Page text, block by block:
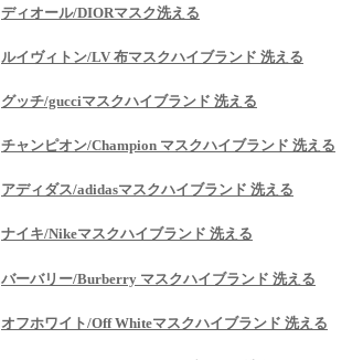
ディオール/DIORマスク洗える
ルイヴィトン/LV 布マスクハイブランド 洗える
グッチ/gucciマスクハイブランド 洗える
チャンピオン/Champion マスクハイブランド 洗える
アディダス/adidasマスクハイブランド 洗える
ナイキ/Nikeマスクハイブランド 洗える
バーバリー/Burberry マスクハイブランド 洗える
オフホワイト/Off Whiteマスクハイブランド 洗える